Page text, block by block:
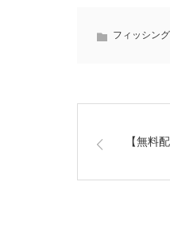
フィッシング
【無料